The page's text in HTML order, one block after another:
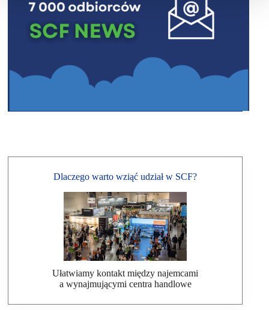
Dlaczego warto wziąć udział w SCF?
Ułatwiamy kontakt między najemcami
a wynajmującymi centra handlowe